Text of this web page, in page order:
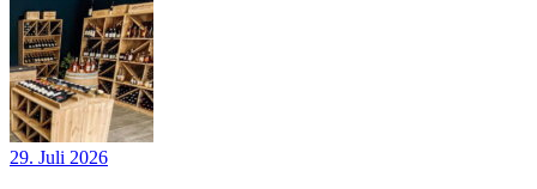
29. Juli 2026